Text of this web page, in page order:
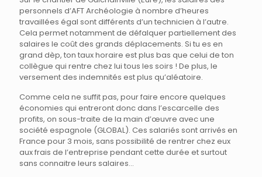
personnels d’AFT Archéologie à nombre d’heures
travaillées égal sont différents d’un technicien à l’autre.
Cela permet notamment de défalquer partiellement des
salaires le coût des grands déplacements. Si tu es en
grand dèp, ton taux horaire est plus bas que celui de ton
collègue qui rentre chez lui tous les soirs ! De plus, le
versement des indemnités est plus qu’aléatoire.
Comme cela ne suffit pas, pour faire encore quelques
économies qui entreront donc dans l’escarcelle des
profits, on sous-traite de la main d’œuvre avec une
société espagnole (GLOBAL). Ces salariés sont arrivés en
France pour 3 mois, sans possibilité de rentrer chez eux
aux frais de l’entreprise pendant cette durée et surtout
sans connaitre leurs salaires…